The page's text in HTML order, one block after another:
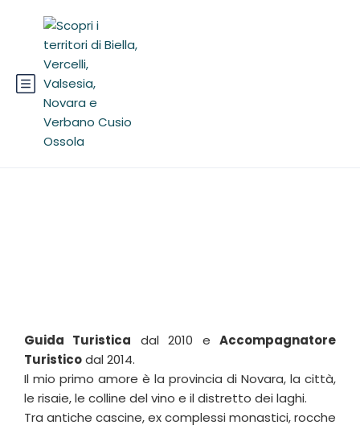
Guida Turistica dal 2010 eAccompagnatore
Turisticodal 2014.
Il mio primo amore è la provincia di Novara, la città,
le risaie, le colline del vino e il distretto dei laghi.
Tra antiche cascine, ex complessi monastici, rocche